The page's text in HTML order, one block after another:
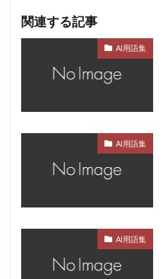
関連する記事
AI用語集
AI用語集
AI用語集